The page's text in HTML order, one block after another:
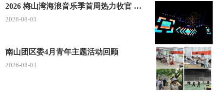
2026 梅山湾海浪音乐季首周热力收官 文体旅深度融合点燃滨海夏日经济
2026-08-03
南山团区委4月青年主题活动回顾
2026-08-03